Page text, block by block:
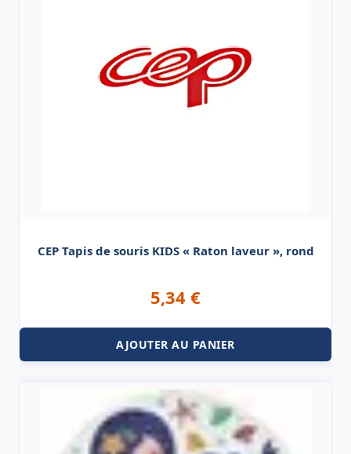
CEP Tapis de souris KIDS « Raton laveur », rond
5,34 €
AJOUTER AU PANIER